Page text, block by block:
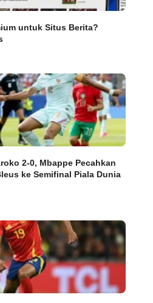
untuk Situs Berita?
2-0, Mbappe Pecahkan
ke Semifinal Piala Dunia